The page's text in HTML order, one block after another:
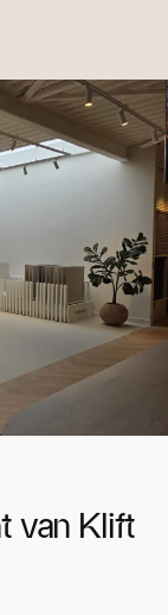
van Klift